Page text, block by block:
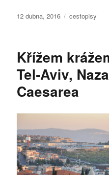
Publikováno:
12 dubna, 2016 Rubriky:
cestopisy
Křížem
Tel-Aviv,
Caesarea